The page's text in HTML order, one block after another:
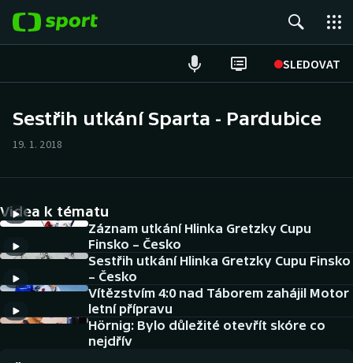
SLEDOVAT
Hokej
Tenis
Atletika
Cyklistika
DALŠÍ SPORTY
Americký fotbal
NEPŘEHLÉDNĚTE
Sestřih utkání Sparta - Pardubice
19. 1. 2018
Videa k tématu
Záznam utkání Hlinka Gretzky Cupu
Finsko – Česko
Sestřih utkání Hlinka Gretzky Cupu Finsko
– Česko
Vítězstvím 4:0 nad Táborem zahájil Motor
letní přípravu
Hörnig: Bylo důležité otevřít skóre co
nejdřív